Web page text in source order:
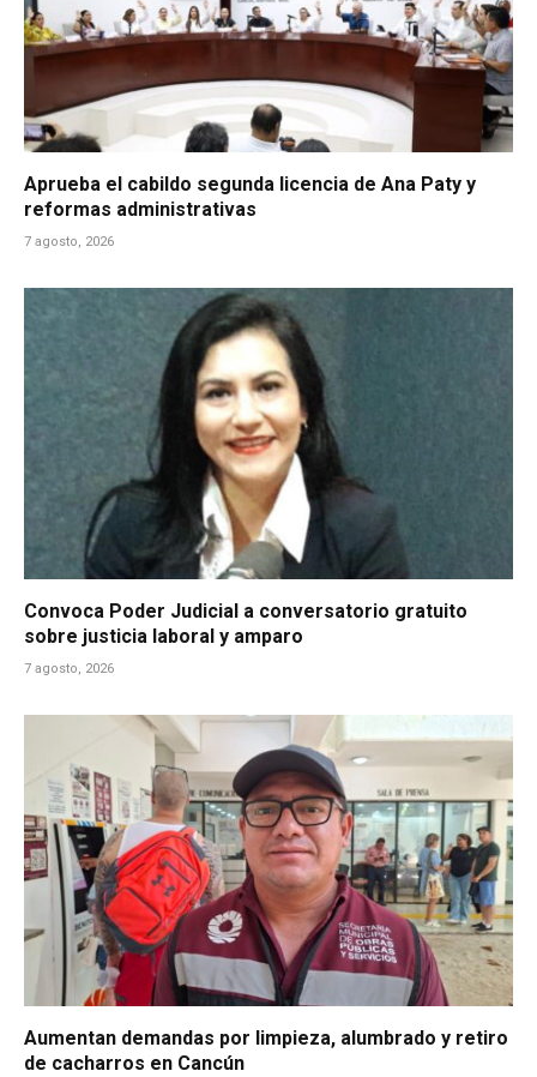
Aprueba el cabildo segunda licencia de Ana Paty y
reformas administrativas
7 agosto, 2026
Convoca Poder Judicial a conversatorio gratuito
sobre justicia laboral y amparo
7 agosto, 2026
Aumentan demandas por limpieza, alumbrado y retiro
de cacharros en Cancún